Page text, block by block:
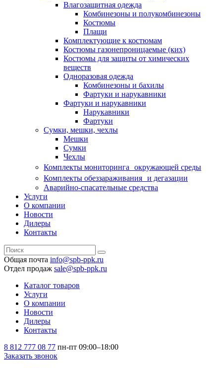
Влагозащитная одежда
Комбинезоны и полукомбинезоны
Костюмы
Плащи
Комплектующие к костюмам
Костюмы газонепроницаемые (ких)
Костюмы для защиты от химических
веществ
Одноразовая одежда
Комбинезоны и бахилы
Фартуки и нарукавники
Фартуки и нарукавники
Нарукавники
Фартуки
Сумки, мешки, чехлы
Мешки
Сумки
Чехлы
Комплекты мониторинга окружающей среды
Комплекты обеззараживания и дегазации
Аварийно-спасательные средства
Услуги
О компании
Новости
Дилеры
Контакты
Общая почта info@spb-ppk.ru
Отдел продаж sale@spb-ppk.ru
Каталог товаров
Услуги
О компании
Новости
Дилеры
Контакты
8 812 777 08 77 пн-пт 09:00–18:00
Заказать звонок